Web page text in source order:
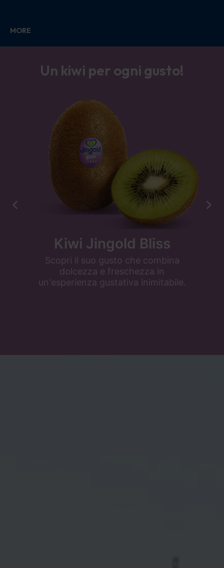
MORE
Un kiwi per ogni gusto!
Kiwi Jingold Bliss
Scopri il suo gusto che combina
dolcezza e freschezza in
un'esperienza gustativa inimitabile.